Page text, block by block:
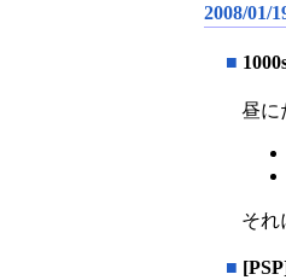
2008/01/
■
昼に
それ
■